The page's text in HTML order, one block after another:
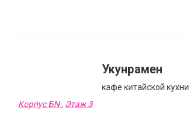
Укунрамен
кафе китайской кухни
Корпус БN, Этаж 3